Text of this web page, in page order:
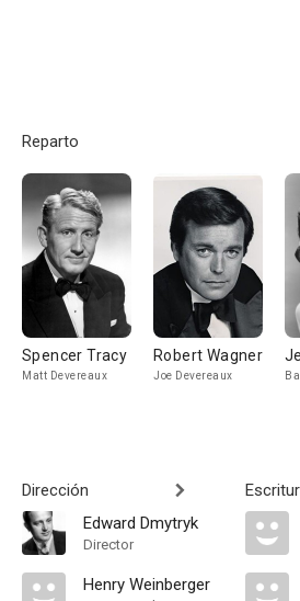
Reparto
Spencer Tracy
Matt Devereaux
Robert Wagner
Joe Devereaux
Dirección
Edward Dmytryk
Director
Henry Weinberger